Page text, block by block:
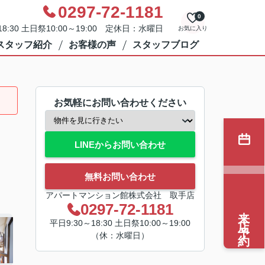
0297-72-1181
土日祭10:00～19:00 定休日：水曜日 お気に入り
0
タッフ紹介 お客様の声 スタッフブログ
お気軽にお問い合わせください
LINEからお問い合わせ
無料お問い合わせ
アパートマンション館株式会社 取手店
0297-72-1181
平日9:30～18:30 土日祭10:00～19:00
（休：水曜日）
来店予約